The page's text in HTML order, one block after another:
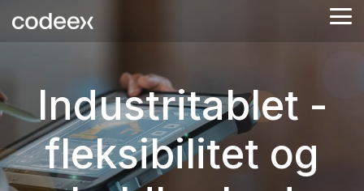
to
Industritablet -
fleksibilitet og